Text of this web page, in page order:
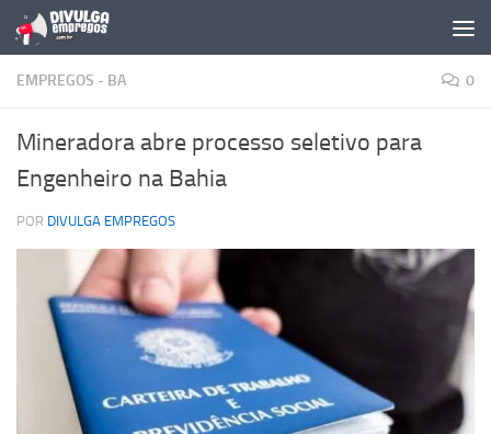
Skip to content
EMPREGOS - BA 0
Mineradora abre processo seletivo para
Engenheiro na Bahia
POR DIVULGA EMPREGOS